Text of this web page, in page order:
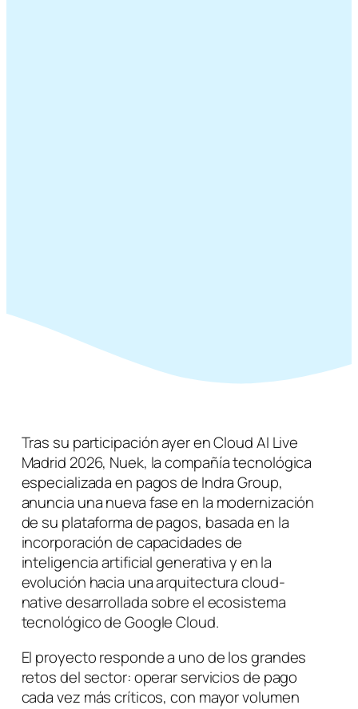
Tras su participación ayer en Cloud AI Live
Madrid 2026, Nuek, la compañía tecnológica
especializada en pagos de Indra Group,
anuncia una nueva fase en la modernización
de su plataforma de pagos, basada en la
incorporación de capacidades de
inteligencia artificial generativa y en la
evolución hacia una arquitectura cloud-
native desarrollada sobre el ecosistema
tecnológico de Google Cloud.
El proyecto responde a uno de los grandes
retos del sector: operar servicios de pago
cada vez más críticos, con mayor volumen